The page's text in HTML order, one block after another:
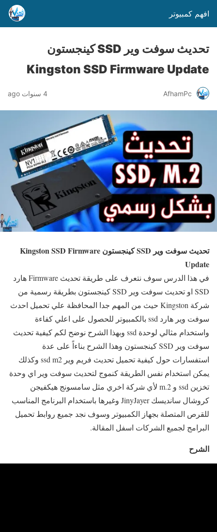
افهم كمبيوتر
تحديث سوفت وير SSD كينجستون
Kingston SSD Firmware Update
AfhamPc 4 سنوات ago
تحديث سوفت وير SSD كينجستون Kingston SSD Firmware
Update
في هذا الدرس سوف نتعرف على طريقة تحديث Firmware هارد
SSD او تحديث سوفت وير SSD كينجستون بطريقة رسمية من
شركة Kingston حيث من المهم جدا المحافظة علي تحميل احدث
سوفت وير هارد ssd بالكمبيوتر للحصول على اعلي كفاءة
واستخدام مثالي لوحدة ssd وبهذا الشرح نوضح لكم كيفية تحديث
سوفت وير SSD كينجستون وهذا الشرح بناءاً على عدة
استفسارات حول كيفية تحميل تحديث فريم وير ssd m2 وكذلك
يمكن استخدام نفس الطريقة كنموج لتحديث سوفت وير اي وحدة
تخزين ssd و m.2 لأي شركة اخري مثل سامسونج هيكفيجن
كروشال سانديسك JinyJayer وغيرها باستخدام البرنامج المناسب
للقرص المتصلة بجهاز الكمبيوتر وسوف نجد جميع روابط تحميل
البرامج لجميع الشركات اسفل المقالة.
الشرح